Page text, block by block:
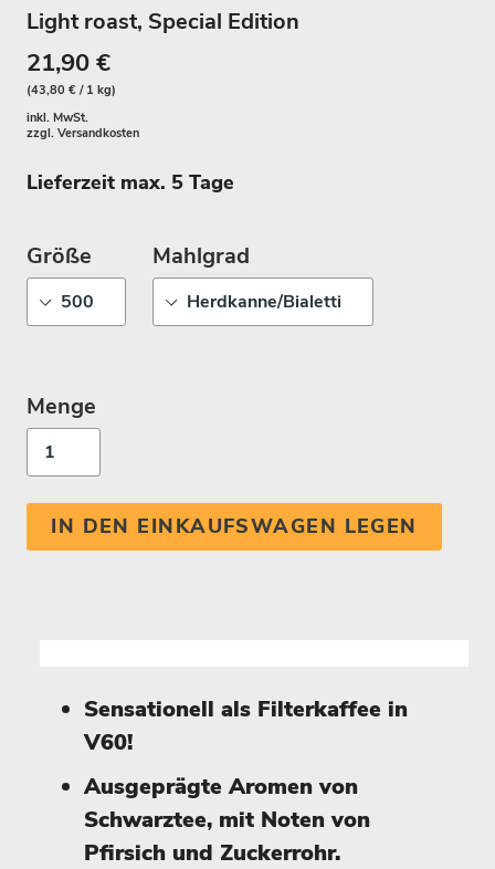
Light roast, Special Edition
21,90 €
(43,80 € / 1 kg)
inkl. MwSt.
zzgl. Versandkosten
Lieferzeit max. 5 Tage
Größe Mahlgrad
Menge
IN DEN EINKAUFSWAGEN LEGEN
Sensationell als Filterkaffee in
V60!
Ausgeprägte Aromen von
Schwarztee, mit Noten von
Pfirsich und Zuckerrohr.